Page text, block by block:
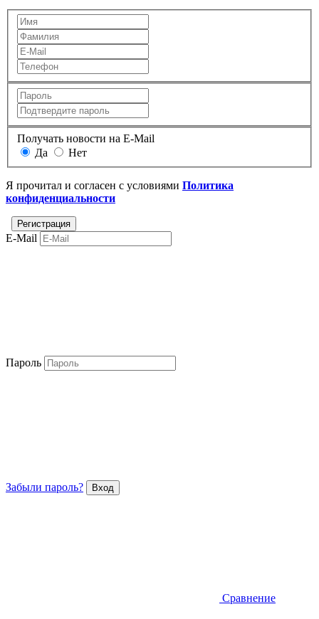
Получать новости на E-Mail
Да
Нет
Я прочитал и согласен с условиями Политика
конфиденциальности
E-Mail
Пароль
Забыли пароль?
Сравнение